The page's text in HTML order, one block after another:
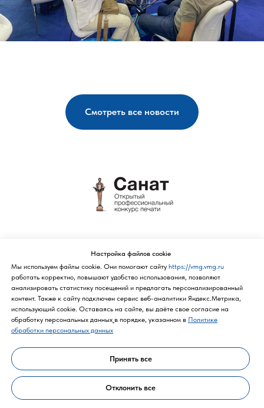
Смотреть все новости
Настройка файлов cookie
Мы используем файлы cookie. Они помогают сайту https://vmg.vmg.ru
работать корректно, повышают удобство использования, позволяют
анализировать статистику посещений и предлагать персонализированный
контент. Также к cайту подключен сервис веб-аналитики Яндекс.Метрика,
использующий cookie. Оставаясь на сайте, вы даёте свое согласие на
обработку персональных данных в порядке, указанном в Политике
обработки персональных данных
Принять все
Отклонить все
Политика конфиденциальности